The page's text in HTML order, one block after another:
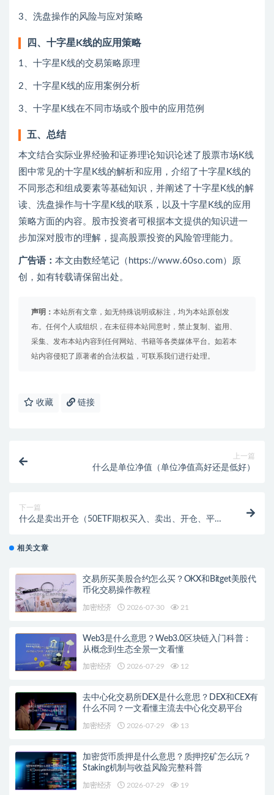
3、洗盘操作的风险与应对策略
四、十字星K线的应用策略
1、十字星K线的交易策略原理
2、十字星K线的应用案例分析
3、十字星K线在不同市场或个股中的应用范例
五、总结
本文结合实际业界经验和证券理论知识论述了股票市场K线
图中常见的十字星K线的解析和应用，介绍了十字星K线的
不同形态和组成要素等基础知识，并阐述了十字星K线的解
读、洗盘操作与十字星K线的联系，以及十字星K线的应用
策略方面的内容。股市投资者可根据本文提供的知识进一
步加深对股市的理解，提高股票投资的风险管理能力。
广告语： 本文由数经笔记（https://www.60so.com）原
创，如有转载请保留出处。
声明： 本站所有文章，如无特殊说明或标注，均为本站原创发
布。任何个人或组织，在未征得本站同意时，禁止复制、盗用、
采集、发布本站内容到任何网站、书籍等各类媒体平台。如若本
站内容侵犯了原著者的合法权益，可联系我们进行处理。
收藏 链接
上一篇
什么是单位净值（单位净值高好还是低好）
下一篇
什么是卖出开仓（50ETF期权买入、卖出、开仓、平仓
相关文章
交易所买美股合约怎么买？OKX和Bitget美股代
币化交易操作教程
加密经济 2026-07-30 21
Web3是什么意思？Web3.0区块链入门科普：
从概念到生态全景一文看懂
加密经济 2026-07-29 12
去中心化交易所DEX是什么意思？DEX和CEX有
什么不同？一文看懂主流去中心化交易平台
加密经济 2026-07-29 13
加密货币质押是什么意思？质押挖矿怎么玩？
Staking机制与收益风险完整科普
加密经济 2026-07-29 19